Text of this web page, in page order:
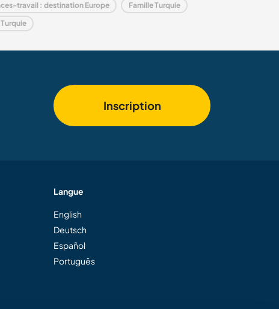
travail : destination Europe Famille Turquie
Inscription
Langue
English
Deutsch
Español
Português